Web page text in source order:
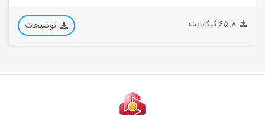
65.8 گیگابایت توضیحات